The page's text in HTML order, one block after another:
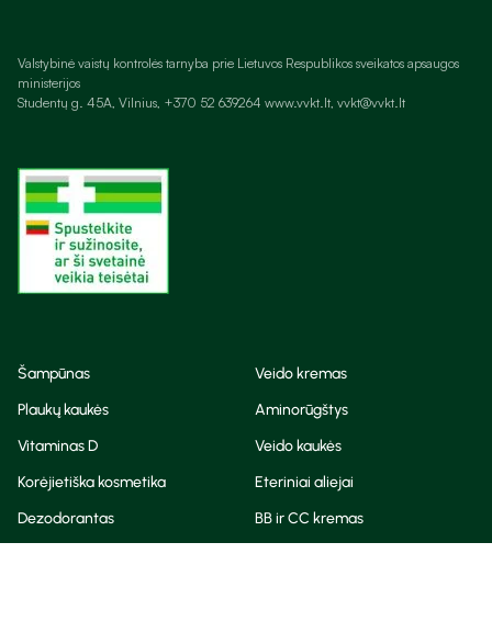
Valstybinė vaistų kontrolės tarnyba prie Lietuvos Respublikos sveikatos apsaugos
ministerijos
Studentų g. 45A, Vilnius, +370 52 639264 www.vvkt.lt, vvkt@vvkt.lt
Šampūnas
Veido kremas
Plaukų kaukės
Aminorūgštys
Vitaminas D
Veido kaukės
Korėjietiška kosmetika
Eteriniai aliejai
Dezodorantas
BB ir CC kremas